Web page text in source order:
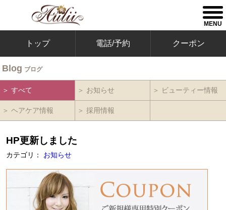
MENU
トップ 電話/予約 クーポン
Blog ブログ
＞ すべて ＞ お知らせ ＞ ビューティー情報
＞ ヘアケア情報 ＞ 採用情報
HP更新しました
カテゴリ： お知らせ